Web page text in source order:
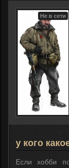
Не в сети
у кого
Если хобби